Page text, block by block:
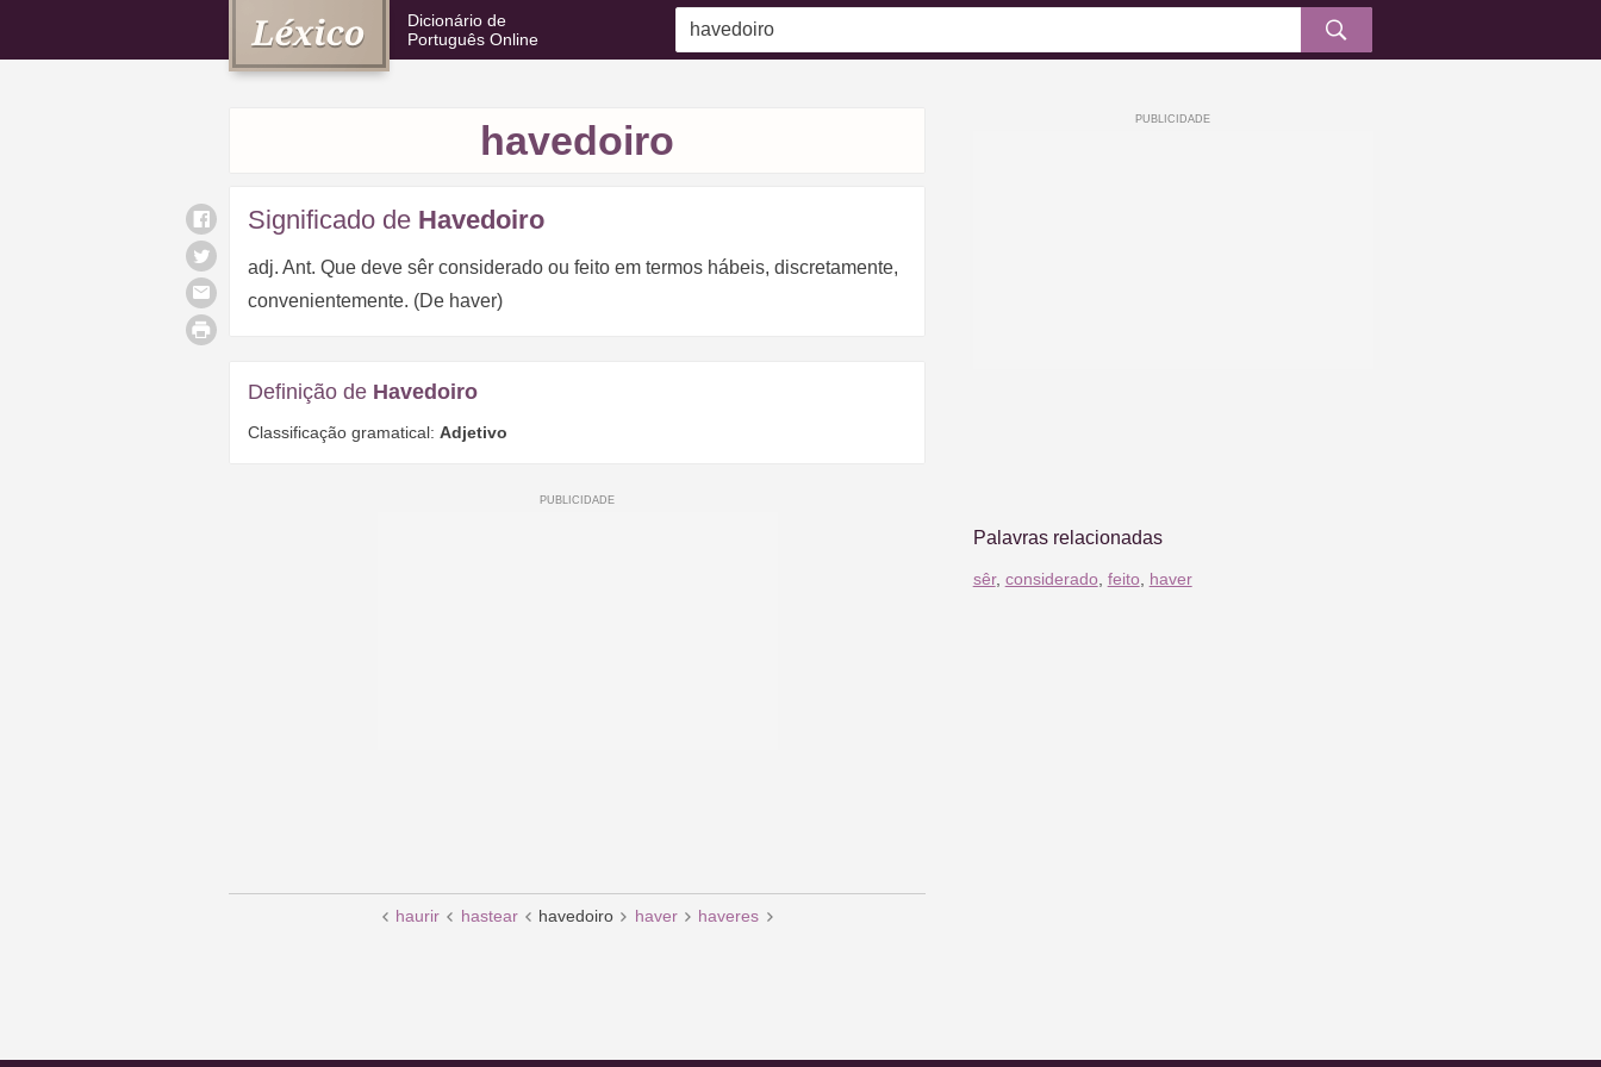
Dicionário de
Português Online
havedoiro
Significado de Havedoiro
adj. Ant. Que deve sêr considerado ou feito em termos hábeis, discretamente,
convenientemente. (De haver)
Definição de Havedoiro
Classificação gramatical: Adjetivo
haurir hastear havedoiro haver haveres
Palavras relacionadas
sêr, considerado, feito, haver